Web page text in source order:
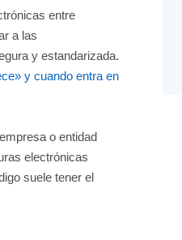
entre
a las
y estandarizada.
y cuando entra en
o entidad
electrónicas
suele tener el